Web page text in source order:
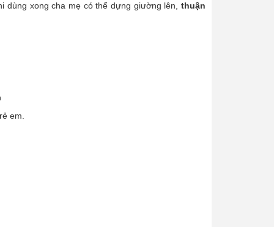
xong cha mẹ có thể dựng giường lên,
thuận
em.